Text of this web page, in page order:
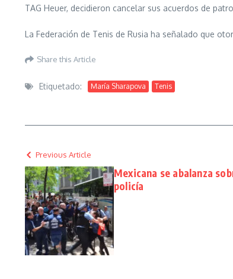
TAG Heuer, decidieron cancelar sus acuerdos de
La Federación de Tenis de Rusia ha señalado que
Share this Article
Etiquetado: María Sharapova Tenis
Previous Article
Mexicana se abalanza
policía